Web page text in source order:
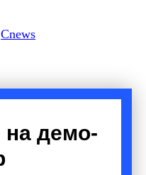
Cnews
на демо-